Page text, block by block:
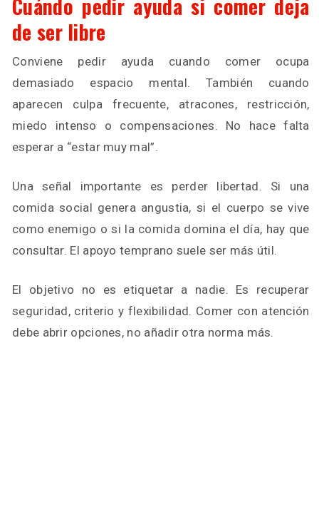
Cuándo pedir ayuda si comer deja
de ser libre
Conviene pedir ayuda cuando comer ocupa
demasiado espacio mental. También cuando
aparecen culpa frecuente, atracones, restricción,
miedo intenso o compensaciones. No hace falta
esperar a “estar muy mal”.
Una señal importante es perder libertad. Si una
comida social genera angustia, si el cuerpo se vive
como enemigo o si la comida domina el día, hay que
consultar. El apoyo temprano suele ser más útil.
El objetivo no es etiquetar a nadie. Es recuperar
seguridad, criterio y flexibilidad. Comer con atención
debe abrir opciones, no añadir otra norma más.